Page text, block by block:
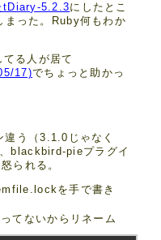
tDiary-5.2.3にしたとこ
まった。Ruby何もわか
る人が居て
17)でちょっと助かっ
う（3.1.0じゃなく
blackbird-pieプラグイ
られる。
を手で書き
てないからリネーム